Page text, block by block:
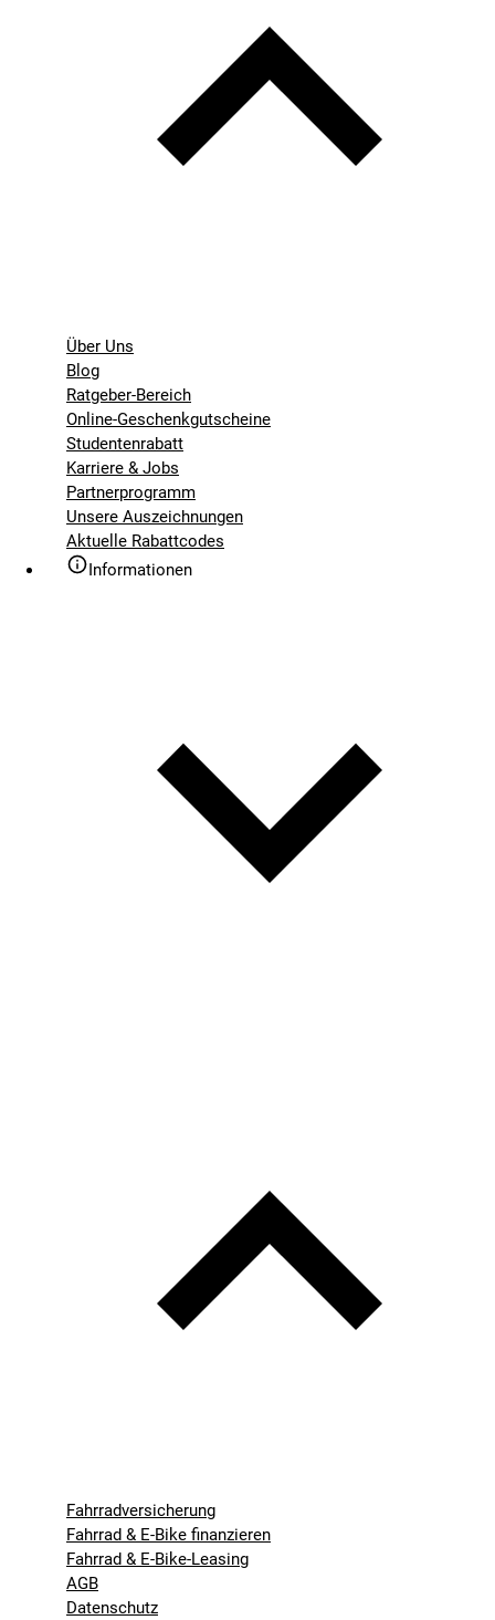
Über Uns
Blog
Ratgeber-Bereich
Online-Geschenkgutscheine
Studentenrabatt
Karriere & Jobs
Partnerprogramm
Unsere Auszeichnungen
Aktuelle Rabattcodes
Informationen
Fahrradversicherung
Fahrrad & E-Bike finanzieren
Fahrrad & E-Bike-Leasing
AGB
Datenschutz